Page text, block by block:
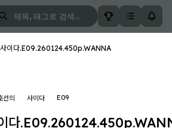
사이다.E09.260124.450p.WANNA
선의 사이다 E09
다